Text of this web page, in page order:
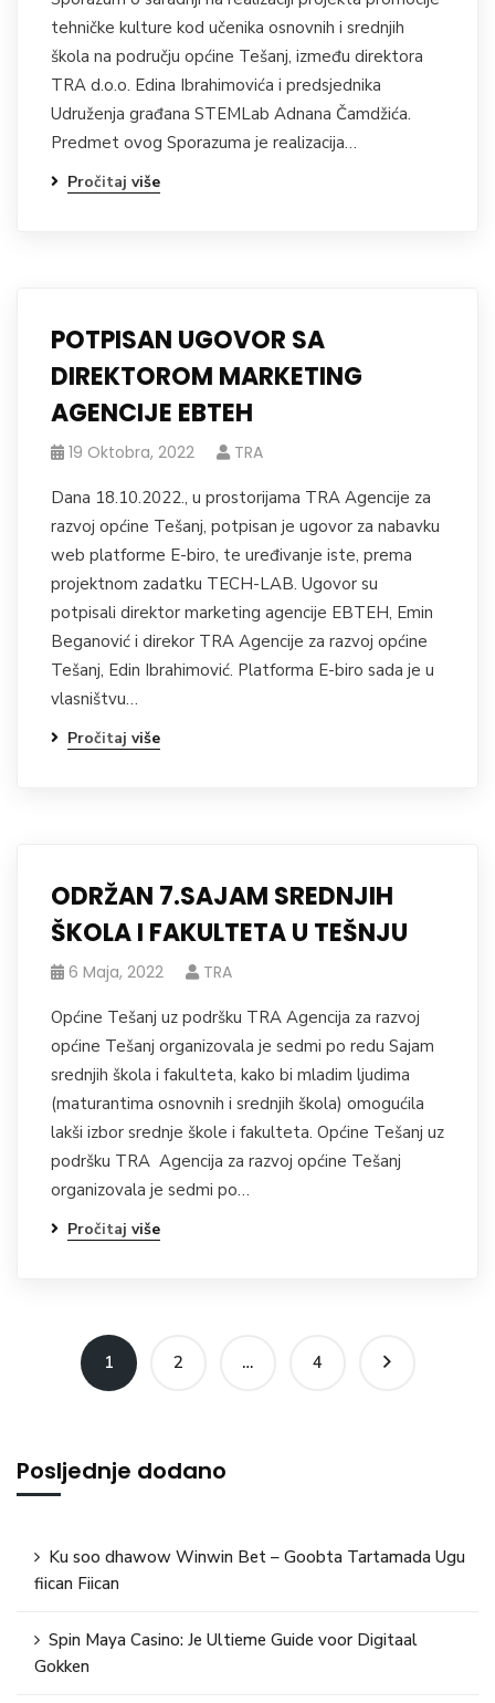
tehničke kulture kod učenika osnovnih i srednjih
škola na području općine Tešanj, između direktora
TRA d.o.o. Edina Ibrahimovića i predsjednika
Udruženja građana STEMLab Adnana Čamdžića.
Predmet ovog Sporazuma je realizacija…
Pročitaj više
POTPISAN UGOVOR SA
DIREKTOROM MARKETING
AGENCIJE EBTEH
19 Oktobra, 2022 TRA
Dana 18.10.2022., u prostorijama TRA Agencije za
razvoj općine Tešanj, potpisan je ugovor za nabavku
web platforme E-biro, te uređivanje iste, prema
projektnom zadatku TECH-LAB. Ugovor su
potpisali direktor marketing agencije EBTEH, Emin
Beganović i direkor TRA Agencije za razvoj općine
Tešanj, Edin Ibrahimović. Platforma E-biro sada je u
vlasništvu…
Pročitaj više
ODRŽAN 7.SAJAM SREDNJIH
ŠKOLA I FAKULTETA U TEŠNJU
6 Maja, 2022 TRA
Općine Tešanj uz podršku TRA Agencija za razvoj
općine Tešanj organizovala je sedmi po redu Sajam
srednjih škola i fakulteta, kako bi mladim ljudima
(maturantima osnovnih i srednjih škola) omogućila
lakši izbor srednje škole i fakulteta. Općine Tešanj uz
podršku TRA Agencija za razvoj općine Tešanj
organizovala je sedmi po…
Pročitaj više
1 2 … 4
Posljednje dodano
Ku soo dhawow Winwin Bet – Goobta Tartamada Ugu
fiican Fiican
Spin Maya Casino: Je Ultieme Guide voor Digitaal
Gokken